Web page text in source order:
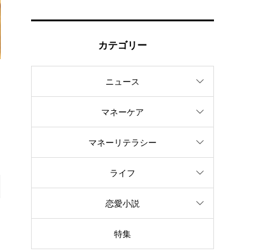
カテゴリー
ニュース
マネーケア
マネーリテラシー
ライフ
恋愛小説
特集